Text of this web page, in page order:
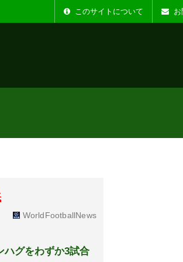
能を追加しました。 このサイトについて
WorldFootballNews
グをわずか3試合